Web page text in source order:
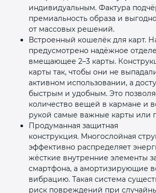
индивидуальным. Фактура
премиальность образа и
от массовых решений.
Встроенный кошелёк для карт.
предусмотрено надёжное
вмещающее 2–3 карты.
карты так, чтобы они не
активном использовании, а
быстрым и удобным. Это
количество вещей в кармане и
рукой самые важные карты или
Продуманная защитная
конструкция. Многослойная
эффективно распределяет
жёсткие внутренние элементы
смартфона, а амортизирующие
вибрацию. Такая система
риск повреждений при